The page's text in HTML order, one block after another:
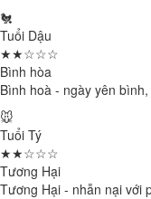
🐔
Tuổi Dậu
★★☆☆☆
Bình hòa
Bình hoà - ngày yên
🐭
Tuổi Tý
★★☆☆☆
Tương Hại
Tương Hại - nhẫn nại với